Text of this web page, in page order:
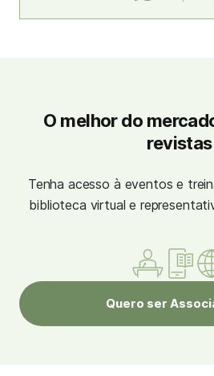
O melhor do
revistas
Tenha acesso à eventos e
biblioteca virtual e
Quero ser